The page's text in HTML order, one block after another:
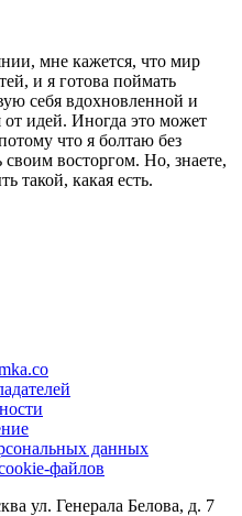
мне кажется, что мир
и я готова поймать
себя вдохновленной и
от идей. Иногда это может
что я болтаю без
восторгом. Но, знаете,
такой, какая есть.
данных
файлов
ул. Генерала Белова, д. 7